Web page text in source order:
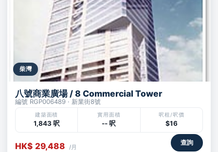
柴灣
八號商業廣場 / 8 Commercial Tower
編號 RGP006489 · 新業街8號
建築面積
1,843 呎
實用面積
-- 呎
呎租/呎價
$16
HK$ 29,488 /月
查詢